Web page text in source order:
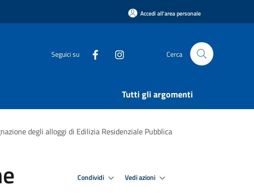
Accedi all'area personale
Seguici su Cerca
Tutti gli argomenti
degli alloggi di Edilizia Residenziale Pubblica
Condividi Vedi azioni